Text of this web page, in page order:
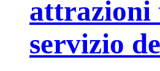
attrazioni
servizio